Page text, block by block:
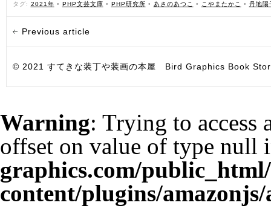
タグ: 2021年 • PHP文芸文庫 • PHP研究所 • あさのあつこ • こやまたかこ • 丹地陽
Previous article
© 2021 すてきな装丁や装画の本屋 Bird Graphics Book
Warning: Trying to access
offset on value of type null
graphics.com/
content/plugins/